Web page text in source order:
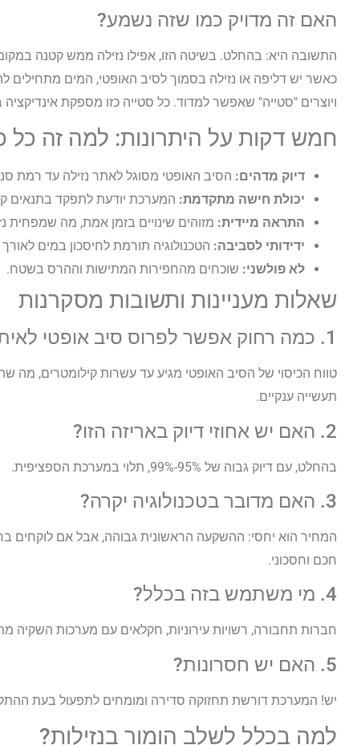
האם זה מדויק כמו שזה נשמע?
התשובה היא: בהחלט. בשיטה הזו, אפילו נזילה ממש קטנה במקום
כאשר יש דליפה או נזילה בסמוך לסיב האופטי, המים
ויוצרים "סטייה" שאפשר למדוד. כל סטייה כזו מספקת
חמש דקות על היתרונות: למה זה כל
דיוק מדהים: הסיב האופטי מסוגל לאתר נזילה עד רמת
יכולת חישה מתקדמת: המערכת יודעת לתפקד בתנאים
התראה מיידית: מזוהים שינויים בזמן אמת, מה שמפחית
ידידותי לסביבה: הטכנולוגיה תורמת לחיסכון במים
לא פולשני: שוכחים מהחפירות המתישות וההרס בשטח.
שאלות מעניינות ותשובות מסקרנות
1. כמה רחוק אפשר לפרוס סיב אופטי לאיתור נזילות?
טווח הכיסוי של הסיב האופטי מגיע עד עשרות קילומטרים, מה
תעשייה ענקיים.
2. האם יש אחוזי דיוק באריזה הזו?
בהחלט, עם דיוק גבוה של 95%-99%, תלוי במערכת הספציפית.
3. האם מדובר בטכנולוגיה יקרה?
המחיר הוא יחסי: ההשקעה הראשונית גבוהה, אבל אם לוקחים
חכם וחסכוני.
4. מי משתמש בזה בכלל?
חברות תחבורה, רשויות עירוניות, חקלאים עם מערכות השקיה
5. האם יש חסרונות?
יש! המערכת דורשת תחזוקה סדירה ומומחים לתפעול בעת
למה בכלל לשלב הומור בנזילות?